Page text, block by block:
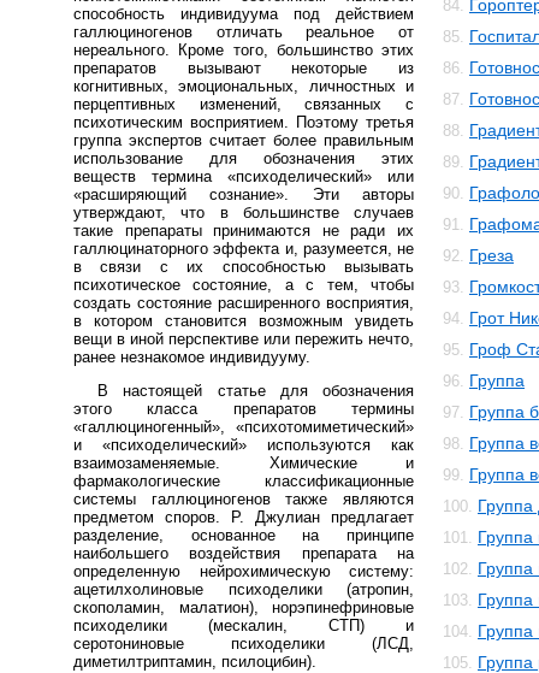
способность индивидуума под действием
галлюциногенов отличать реальное от
нереального. Кроме того, большинство этих
препаратов вызывают некоторые из
когнитивных, эмоциональных, личностных и
перцептивных изменений, связанных с
психотическим восприятием. Поэтому третья
группа экспертов считает более правильным
использование для обозначения этих
веществ термина «психоделический» или
«расширяющий сознание». Эти авторы
утверждают, что в большинстве случаев
такие препараты принимаются не ради их
галлюцинаторного эффекта и, разумеется, не
в связи с их способностью вызывать
психотическое состояние, а с тем, чтобы
создать состояние расширенного восприятия,
в котором становится возможным увидеть
вещи в иной перспективе или пережить нечто,
ранее незнакомое индивидууму.
В настоящей статье для обозначения
этого класса препаратов термины
«галлюциногенный», «психотомиметический»
и «психоделический» используются как
взаимозаменяемые. Химические и
фармакологические классификационные
системы галлюциногенов также являются
предметом споров. Р. Джулиан предлагает
разделение, основанное на принципе
наибольшего воздействия препарата на
определенную нейрохимическую систему:
ацетилхолиновые психоделики (атропин,
скополамин, малатион), норэпинефриновые
психоделики (мескалин, СТП) и
серотониновые психоделики (ЛСД,
диметилтриптамин, псилоцибин).
84.
85.
86.
87.
88.
89.
90.
91.
92. Греза
93.
94. Грот
95. Гроф
96. Группа
97. Группа
98. Группа
99. Группа
100.
101. Группа
102.
103.
104.
105. Группа